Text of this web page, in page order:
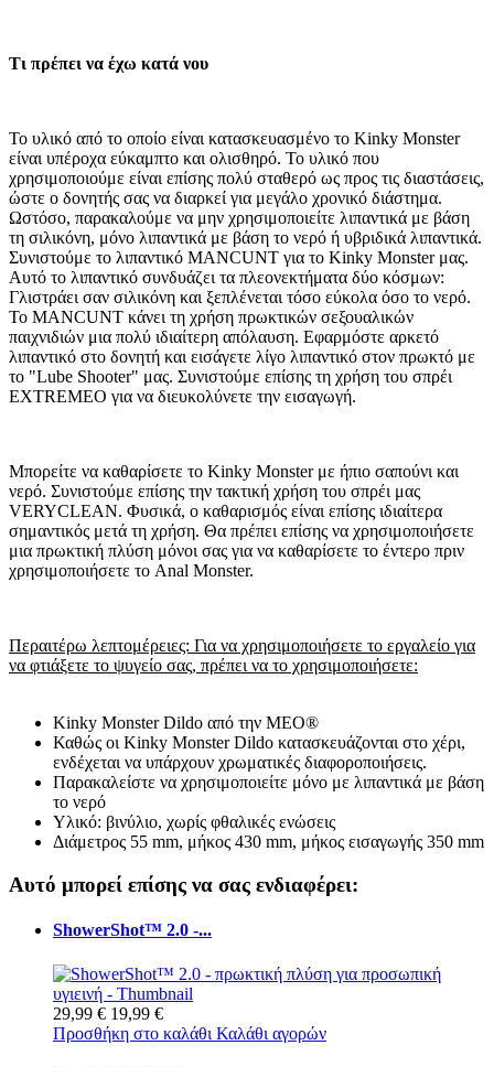
Τι πρέπει να έχω κατά νου
Το υλικό από το οποίο είναι κατασκευασμένο το Kinky Monster
είναι υπέροχα εύκαμπτο και ολισθηρό. Το υλικό που
χρησιμοποιούμε είναι επίσης πολύ σταθερό ως προς τις διαστάσεις,
ώστε ο δονητής σας να διαρκεί για μεγάλο χρονικό διάστημα.
Ωστόσο, παρακαλούμε να μην χρησιμοποιείτε λιπαντικά με βάση
τη σιλικόνη, μόνο λιπαντικά με βάση το νερό ή υβριδικά λιπαντικά.
Συνιστούμε το λιπαντικό MANCUNT για το Kinky Monster μας.
Αυτό το λιπαντικό συνδυάζει τα πλεονεκτήματα δύο κόσμων:
Γλιστράει σαν σιλικόνη και ξεπλένεται τόσο εύκολα όσο το νερό.
Το MANCUNT κάνει τη χρήση πρωκτικών σεξουαλικών
παιχνιδιών μια πολύ ιδιαίτερη απόλαυση. Εφαρμόστε αρκετό
λιπαντικό στο δονητή και εισάγετε λίγο λιπαντικό στον πρωκτό με
το "Lube Shooter" μας. Συνιστούμε επίσης τη χρήση του σπρέι
EXTREMEO για να διευκολύνετε την εισαγωγή.
Μπορείτε να καθαρίσετε το Kinky Monster με ήπιο σαπούνι και
νερό. Συνιστούμε επίσης την τακτική χρήση του σπρέι μας
VERYCLEAN. Φυσικά, ο καθαρισμός είναι επίσης ιδιαίτερα
σημαντικός μετά τη χρήση. Θα πρέπει επίσης να χρησιμοποιήσετε
μια πρωκτική πλύση μόνοι σας για να καθαρίσετε το έντερο πριν
χρησιμοποιήσετε το Anal Monster.
Περαιτέρω λεπτομέρειες: Για να χρησιμοποιήσετε το εργαλείο για
να φτιάξετε το ψυγείο σας, πρέπει να το χρησιμοποιήσετε:
Kinky Monster Dildo από την MEO®
Καθώς οι Kinky Monster Dildo κατασκευάζονται στο χέρι,
ενδέχεται να υπάρχουν χρωματικές διαφοροποιήσεις.
Παρακαλείστε να χρησιμοποιείτε μόνο με λιπαντικά με βάση
το νερό
Υλικό: βινύλιο, χωρίς φθαλικές ενώσεις
Διάμετρος 55 mm, μήκος 430 mm, μήκος εισαγωγής 350 mm
Αυτό μπορεί επίσης να σας ενδιαφέρει:
ShowerShot™ 2.0 -...
29,99 € 19,99 €
Προσθήκη στο καλάθι Καλάθι αγορών